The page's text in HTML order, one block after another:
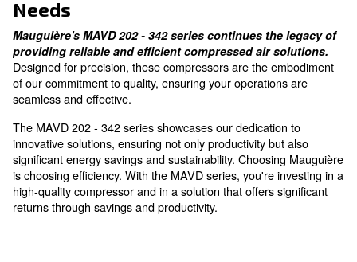
Efficient
reduce your bills' costs
MAV D 202 - 342 - Versatile